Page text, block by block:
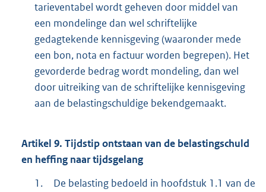
tarieventabel wordt geheven door middel van
een mondelinge dan wel schriftelijke
gedagtekende kennisgeving (waaronder mede
een bon, nota en factuur worden begrepen). Het
gevorderde bedrag wordt mondeling, dan wel
door uitreiking van de schriftelijke kennisgeving
aan de belastingschuldige bekendgemaakt.
Artikel 9. Tijdstip ontstaan van de belastingschuld
en heffing naar tijdsgelang
1.
De belasting bedoeld in hoofdstuk 1.1 van de